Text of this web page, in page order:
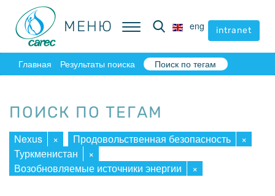
МЕНЮ eng intranet
МЕНЮ eng intranet
Главная Результаты поиска Поиск по тегам
ПОИСК ПО ТЕГАМ
Nexus × Продовольственная безопасность
×
Туркменистан
×
Возобновляемые источники энергии
×